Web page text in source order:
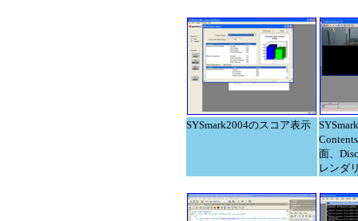
SYSmark2004のスコア表示
面、
レンダ